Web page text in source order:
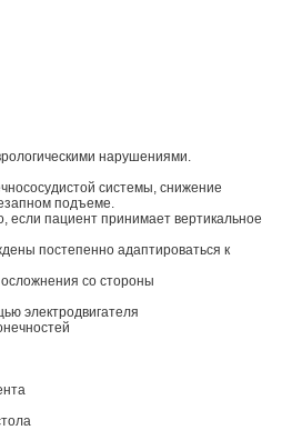
нарушениями.
системы, снижение
подъеме.
если пациент принимает вертикальное
постепенно адаптироваться к
осложнения со стороны
электродвигателя